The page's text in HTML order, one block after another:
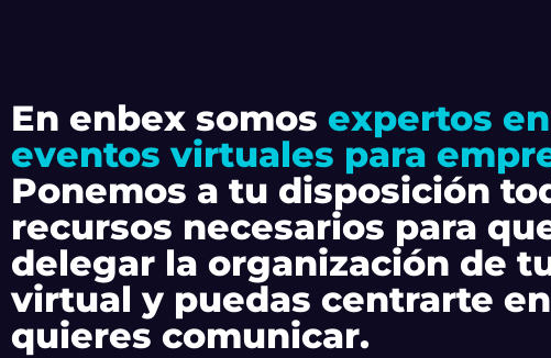
En enbex somos expertos
eventos virtuales para
Ponemos a tu disposición
recursos necesarios para
delegar la organización de
virtual y puedas centrarte
quieres comunicar.